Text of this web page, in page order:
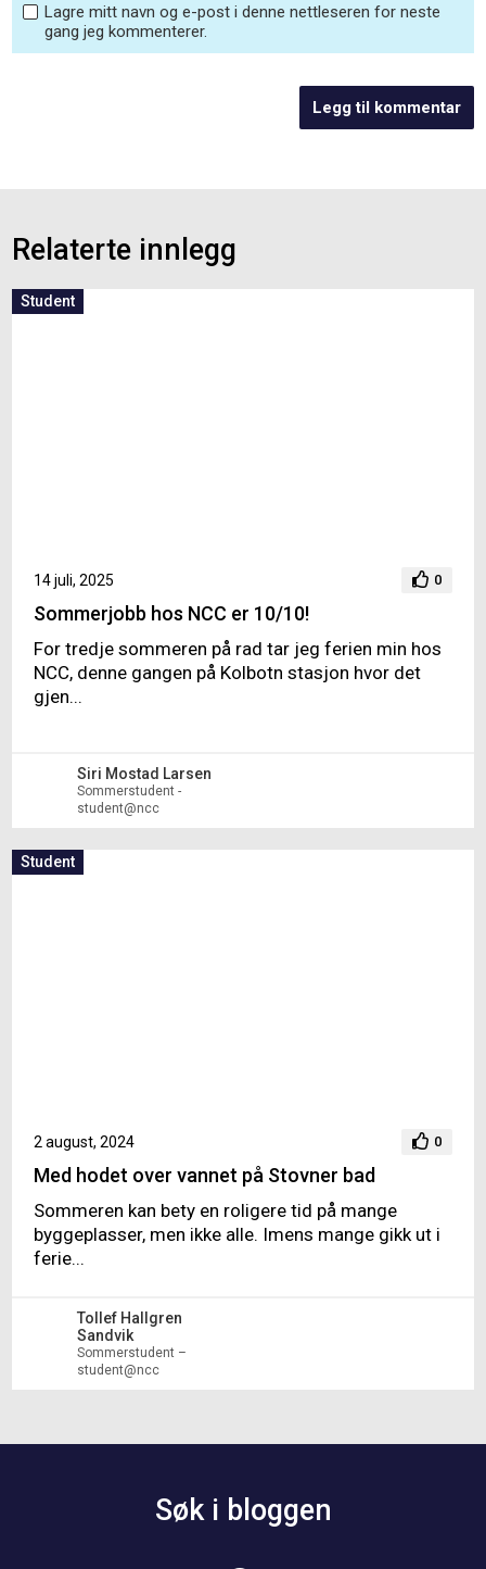
Lagre mitt navn og e-post i denne nettleseren for neste
gang jeg kommenterer.
Relaterte innlegg
Student
14 juli, 2025 0
Sommerjobb hos NCC er 10/10!
For tredje sommeren på rad tar jeg ferien min hos
NCC, denne gangen på Kolbotn stasjon hvor det
gjen...
Siri Mostad Larsen
Sommerstudent -
student@ncc
Student
2 august, 2024 0
Med hodet over vannet på Stovner bad
Sommeren kan bety en roligere tid på mange
byggeplasser, men ikke alle. Imens mange gikk ut i
ferie...
Tollef Hallgren
Sandvik
Sommerstudent –
student@ncc
Søk i bloggen